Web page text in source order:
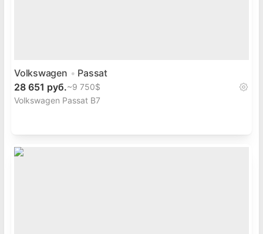
Volkswagen
Passat
28 651 руб.~9 750$
Volkswagen Passat B7